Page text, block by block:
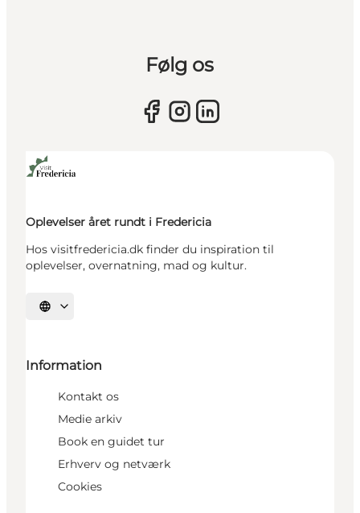
Følg os
Oplevelser året rundt i Fredericia
Hos visitfredericia.dk finder du inspiration til
oplevelser, overnatning, mad og kultur.
Vælg sprog
Information
Kontakt os
Medie arkiv
Book en guidet tur
Erhverv og netværk
Cookies